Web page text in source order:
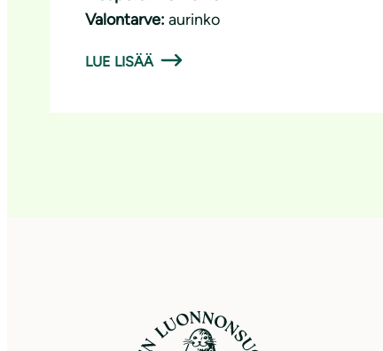
Valontarve: aurinko
LUE LISÄÄ